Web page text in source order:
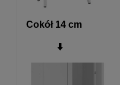
Cokół 14 cm
⬇️